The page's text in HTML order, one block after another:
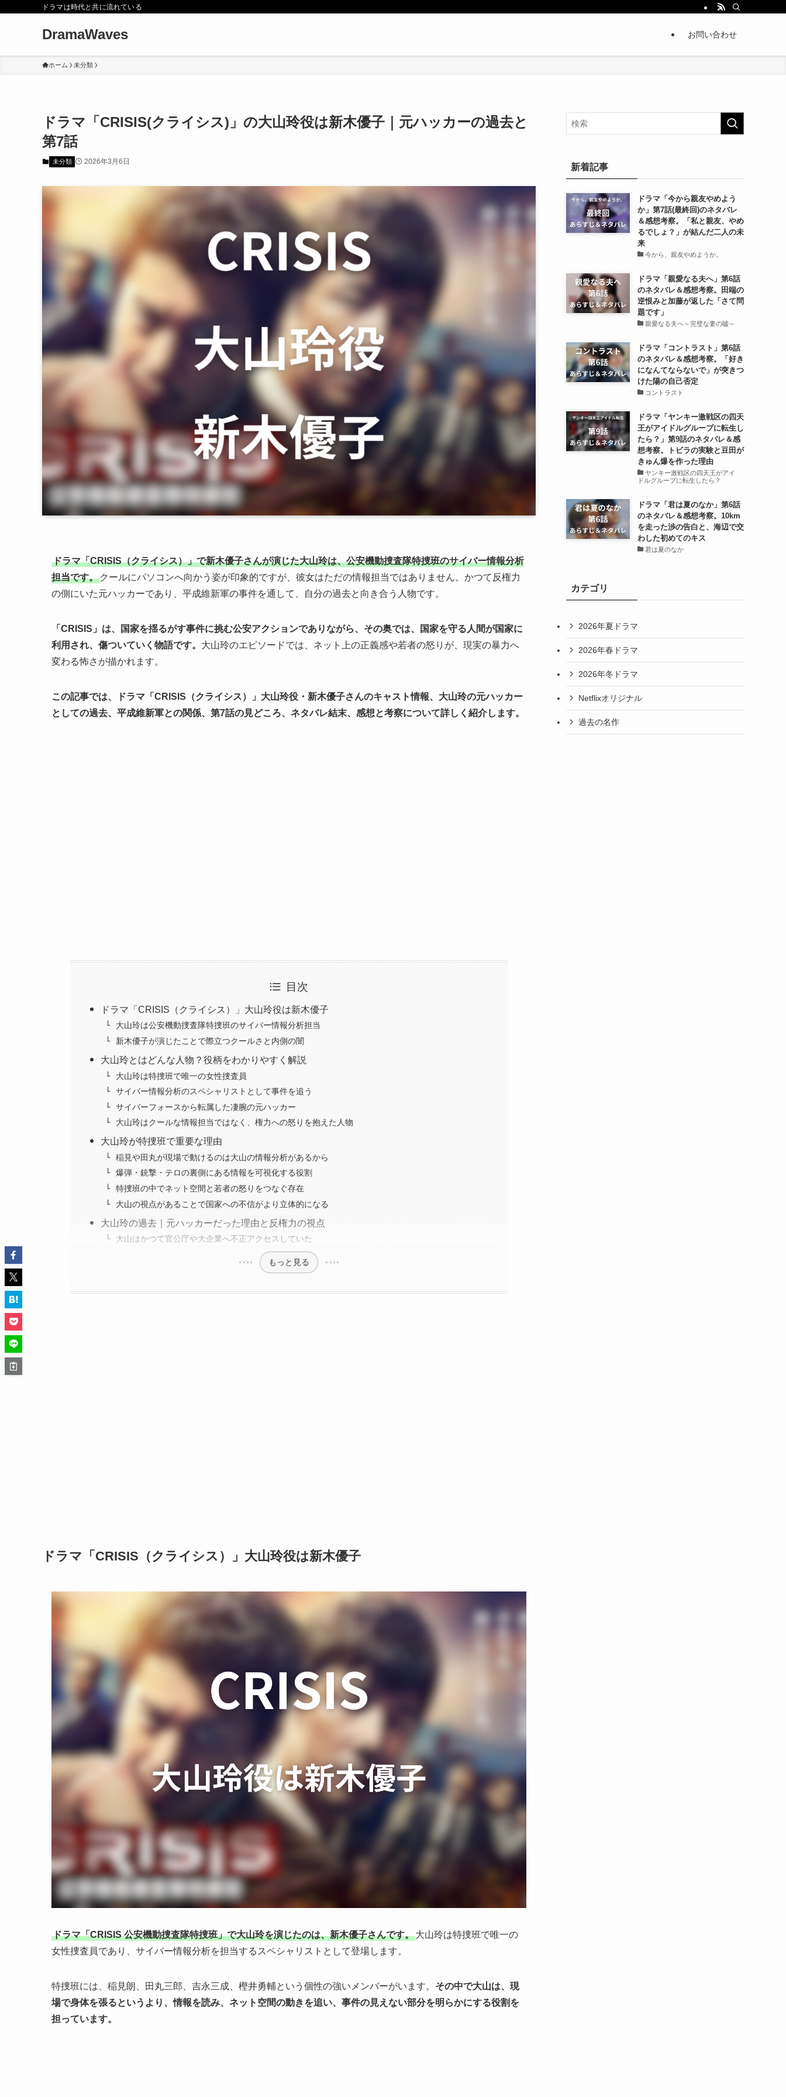
ドラマは時代と共に流れている
DramaWaves お問い合わせ
ホーム 未分類
ドラマ「CRISIS(クライシス)」の大山玲役は新木優子｜元ハッカーの過去と
第7話
未分類 2026年3月6日
ドラマ「CRISIS（クライシス）」で新木優子さんが演じた大山玲は、公安機動捜査隊特捜班のサイバー情報分析
担当です。 クールにパソコンへ向かう姿が印象的ですが、彼女はただの情報担当ではありません。かつて反権力
の側にいた元ハッカーであり、平成維新軍の事件を通して、自分の過去と向き合う人物です。
「CRISIS」は、国家を揺るがす事件に挑む公安アクションでありながら、その奥では、国家を守る人間が国家に
利用され、傷ついていく物語です。 大山玲のエピソードでは、ネット上の正義感や若者の怒りが、現実の暴力へ
変わる怖さが描かれます。
この記事では、ドラマ「CRISIS（クライシス）」大山玲役・新木優子さんのキャスト情報、大山玲の元ハッカー
としての過去、平成維新軍との関係、第7話の見どころ、ネタバレ結末、感想と考察について詳しく紹介します。
目次
ドラマ「CRISIS（クライシス）」大山玲役は新木優子
大山玲は公安機動捜査隊特捜班のサイバー情報分析担当
新木優子が演じたことで際立つクールさと内側の闇
大山玲とはどんな人物？役柄をわかりやすく解説
大山玲は特捜班で唯一の女性捜査員
サイバー情報分析のスペシャリストとして事件を追う
サイバーフォースから転属した凄腕の元ハッカー
大山玲はクールな情報担当ではなく、権力への怒りを抱えた人物
大山玲が特捜班で重要な理由
稲見や田丸が現場で動けるのは大山の情報分析があるから
爆弾・銃撃・テロの裏側にある情報を可視化する役割
特捜班の中でネット空間と若者の怒りをつなぐ存在
大山の視点があることで国家への不信がより立体的になる
大山玲の過去｜元ハッカーだった理由と反権力の視点
大山はかつて官公庁や大企業へ不正アクセスしていた
もっと見る
ドラマ「CRISIS（クライシス）」大山玲役は新木優子
ドラマ「CRISIS 公安機動捜査隊特捜班」で大山玲を演じたのは、新木優子さんです。大山玲は特捜班で唯一の
女性捜査員であり、サイバー情報分析を担当するスペシャリストとして登場します。
特捜班には、稲見朗、田丸三郎、吉永三成、樫井勇輔という個性の強いメンバーがいます。 その中で大山は、現
場で身体を張るというより、情報を読み、ネット空間の動きを追い、事件の見えない部分を明らかにする役割を
担っています。
新着記事
ドラマ「今から親友やめよう
か」第7話(最終回)のネタバレ
＆感想考察。「私と親友、やめ
るでしょ？」が結んだ二人の未
来
今から、親友やめようか。
ドラマ「親愛なる夫へ」第6話
のネタバレ＆感想考察。田端の
逆恨みと加藤が返した「さて問
題です」
親愛なる夫へ～完璧な妻の嘘～
ドラマ「コントラスト」第6話
のネタバレ＆感想考察。「好き
になんてならないで」が突きつ
けた陽の自己否定
コントラスト
ドラマ「ヤンキー激戦区の四天
王がアイドルグループに転生し
たら？」第9話のネタバレ＆感
想考察。トビラの実験と豆田が
きゅん爆を作った理由
ヤンキー激戦区の四天王がアイ
ドルグループに転生したら？
ドラマ「君は夏のなか」第6話
のネタバレ＆感想考察。10km
を走った渉の告白と、海辺で交
わした初めてのキス
君は夏のなか
カテゴリ
2026年夏ドラマ
2026年春ドラマ
2026年冬ドラマ
Netflixオリジナル
過去の名作